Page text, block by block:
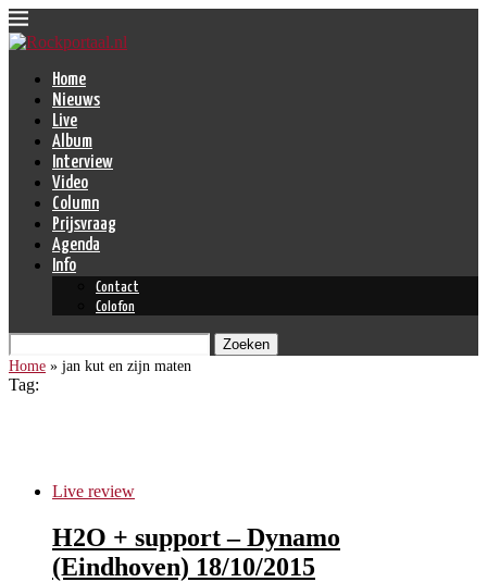
Home
Nieuws
Live
Album
Interview
Video
Column
Prijsvraag
Agenda
Info
Contact
Colofon
Zoeken
Home » jan kut en zijn maten
Tag:
Live review
H2O + support – Dynamo
(Eindhoven) 18/10/2015